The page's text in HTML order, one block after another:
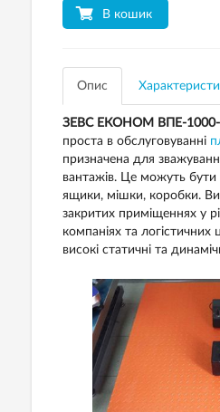
В кошик
Опис
ЗЕВС ЕКОНОМ ВПЕ-1000-
проста в обслуговуванні
призначена для
вантажів. Це можуть бути
ящики, мішки, коробки.
закритих приміщеннях у
компаніях та логістичних
високі статичні та